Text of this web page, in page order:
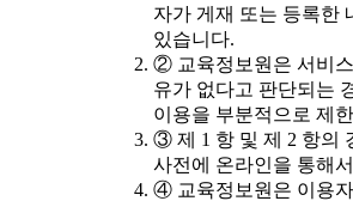
자가 게재 또는 등록한
있습니다.
② 교육정보원은 서비
유가 없다고 판단되는
이용을 부분적으로 제
③ 제 1 항 및 제 2 항의
사전에 온라인을 통해
④ 교육정보원은 이용